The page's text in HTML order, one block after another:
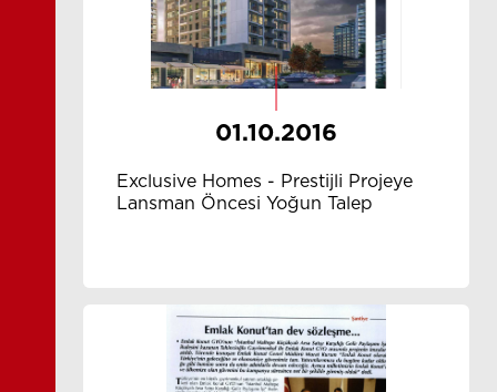
01.10.2016
Exclusive Homes - Prestijli Projeye
Lansman Öncesi Yoğun Talep